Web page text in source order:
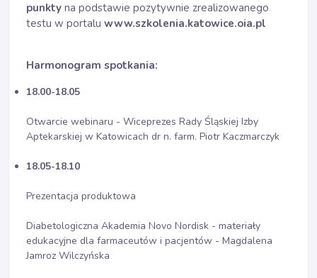
punkty na podstawie pozytywnie zrealizowanego
testu w portalu www.szkolenia.katowice.oia.pl
Harmonogram spotkania:
18.00-18.05
Otwarcie webinaru - Wiceprezes Rady Śląskiej Izby
Aptekarskiej w Katowicach dr n. farm. Piotr Kaczmarczyk
18.05-18.10
Prezentacja produktowa
Diabetologiczna Akademia Novo Nordisk - materiały
edukacyjne dla farmaceutów i pacjentów - Magdalena
Jamroz Wilczyńska